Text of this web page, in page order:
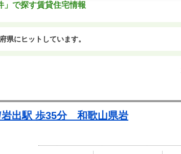
」で探す賃貸住宅情報
県にヒットしています。
/岩出駅 歩35分 和歌山県岩